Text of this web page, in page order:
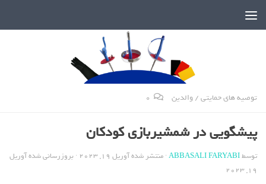
توصیه های حمایتی/والدین 0
پیشگویی در شمشیربازی کودکان
توسطABBASALI FARYABI · منتشر شدهآوریل 19, 2023 · بروزرسانی شدهآوریل
19, 2023